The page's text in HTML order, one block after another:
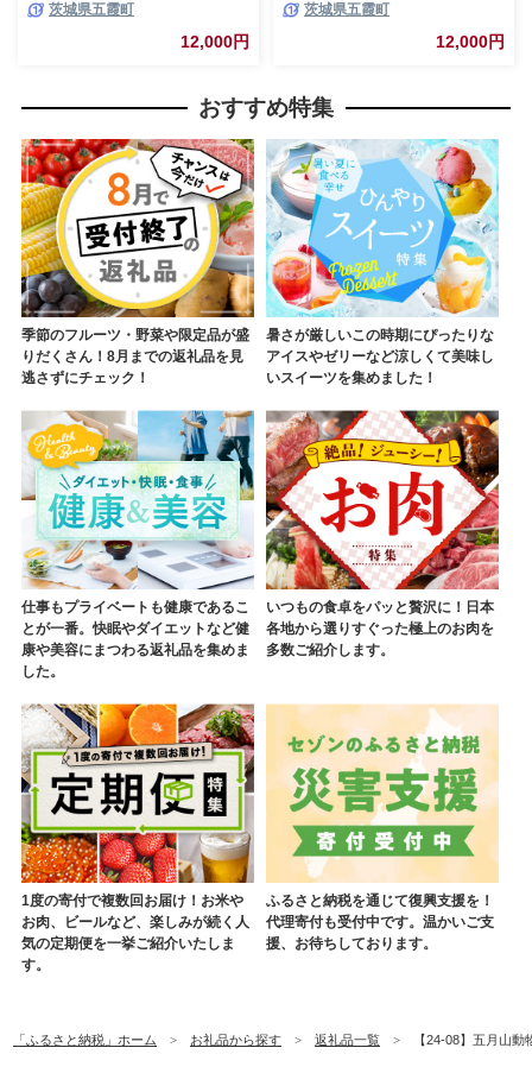
耐熱 一生もの 職人 こだわり
JIDA デザインミュージアムセ
レクション 茨城県 五霞町
茨城県五霞町
12,000円
耐熱 一生もの 職人 こだわり
JIDA デザインミュージアムセ
レクション 茨城県 五霞町
茨城県五霞町
12,000円
おすすめ特集
季節のフルーツ・野菜や限定品が盛
りだくさん！8月までの返礼品を見
逃さずにチェック！
暑さが厳しいこの時期にぴったりな
アイスやゼリーなど涼しくて美味し
いスイーツを集めました！
仕事もプライベートも健康であるこ
とが一番。快眠やダイエットなど健
康や美容にまつわる返礼品を集めま
した。
いつもの食卓をパッと贅沢に！日本
各地から選りすぐった極上のお肉を
多数ご紹介します。
1度の寄付で複数回お届け！お米や
お肉、ビールなど、楽しみが続く人
気の定期便を一挙ご紹介いたしま
す。
ふるさと納税を通じて復興支援を！
代理寄付も受付中です。温かいご支
援、お待ちしております。
「ふるさと納税」ホーム お礼品から探す 返礼品一覧 【24-08】五月山